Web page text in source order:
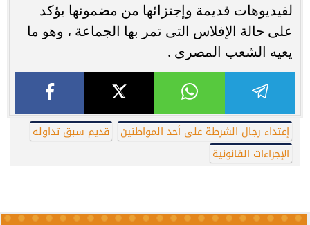
لفيديوهات قديمة وإجتزائها من مضمونها يؤكد
على حالة الإفلاس التى تمر بها الجماعة ، وهو ما
يعيه الشعب المصرى .
إعتداء رجال الشرطة على أحد المواطنين
قديم سبق تداوله
الإجراءات القانونية